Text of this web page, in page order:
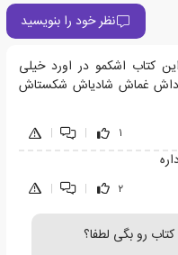
نظر خود را بنویسید
کتاب اشکمو در اورد خیلی
غماش شادیاش شکستاش
1
|
|
2
|
|
رو بگی لطفا؟